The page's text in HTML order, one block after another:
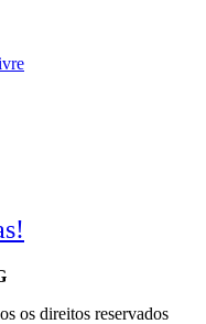
os direitos reservados